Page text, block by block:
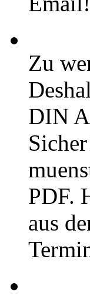
Zu
DIN
PDF.
aus